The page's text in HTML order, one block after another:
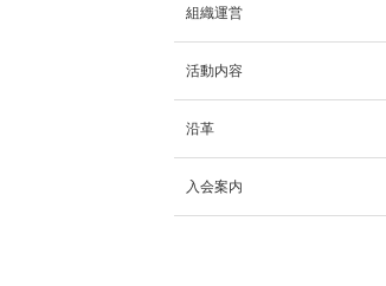
組織運営
活動内容
沿革
入会案内